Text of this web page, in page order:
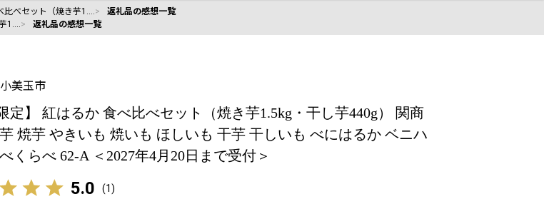
比べセット（焼き芋1.…
返礼品の感想一覧
1.… 返礼品の感想一覧
美玉市
定】 紅はるか 食べ比べセット（焼き芋1.5kg・干し芋440g） 関商
焼芋 やきいも 焼いも ほしいも 干芋 干しいも べにはるか ベニハ
くらべ 62-A ＜2027年4月20日まで受付＞
5.0 (1)